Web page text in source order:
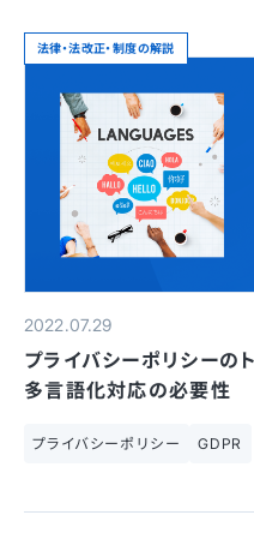
法律・法改正・制度の解説
2022.07.29
プライバシーポリシー
多言語化対応の必要性
プライバシーポリシー GDPR